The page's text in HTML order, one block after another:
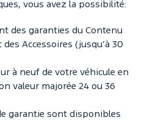
vous avez la possibilité:
des garanties du Contenu
Accessoires (jusqu’à 30
à neuf de votre véhicule en
valeur majorée 24 ou 36
garantie sont disponibles